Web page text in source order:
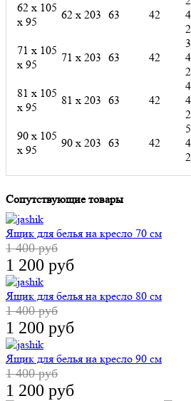
62 х 105
х 95
62 х 203 63 42
71 х 105
х 95
71 х 203 63 42
81 х 105
х 95
81 х 203 63 42
90 х 105
х 95
90 х 203 63 42
Сопутствующие товары
Ящик для белья на кресло 70 см
1 400 руб
1 200 руб
Ящик для белья на кресло 80 см
1 400 руб
1 200 руб
Ящик для белья на кресло 90 см
1 400 руб
1 200 руб